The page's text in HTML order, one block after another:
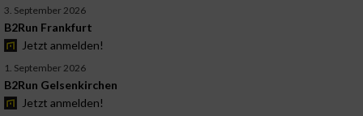
3. September 2026
B2Run Frankfurt
Jetzt anmelden!
1. September 2026
B2Run Gelsenkirchen
Jetzt anmelden!